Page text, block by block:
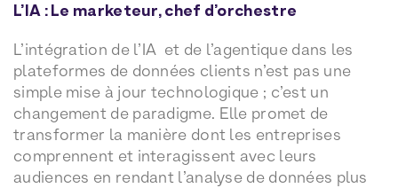
L’IA : Le marketeur, chef d’orchestre
L’intégration de l’IA et de l’agentique dans les
plateformes de données clients n’est pas une
simple mise à jour technologique ; c’est un
changement de paradigme. Elle promet de
transformer la manière dont les entreprises
comprennent et interagissent avec leurs
audiences en rendant l’analyse de données plus